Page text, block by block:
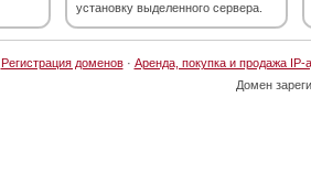
установку выделенного сервера.
Регистрация доменов· Аренда, покупка и продажа IP-
Домен